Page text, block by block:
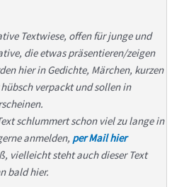
Textwiese, offen für junge und
die etwas präsentieren/zeigen
hier in Gedichte, Märchen, kurzen
verpackt und sollen in
schlummert schon viel zu lange in
anmelden, per Mail hier
vielleicht steht auch dieser Text
bald hier.